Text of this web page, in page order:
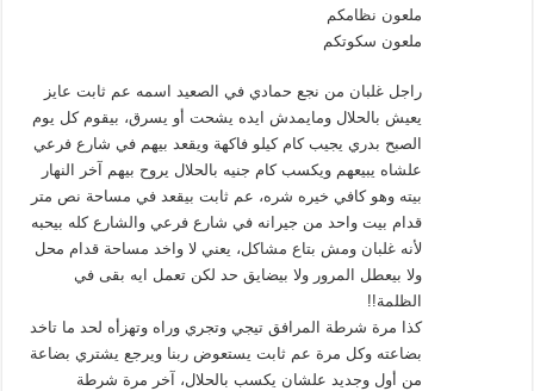
ملعون نظامكم
ملعون سكوتكم
راجل غلبان من نجع حمادي في الصعيد اسمه عم ثابت عايز
يعيش بالحلال ومايمدش ايده يشحت أو يسرق، بيقوم كل يوم
الصبح بدري يجيب كام كيلو فاكهة ويقعد بيهم في شارع فرعي
علشاه يبيعهم ويكسب كام جنيه بالحلال يروح بيهم آخر النهار
بيته وهو كافي خيره شره، عم ثابت بيقعد في مساحة نص متر
قدام بيت واحد من جيرانه في شارع فرعي والشارع كله بيحبه
لأنه غلبان ومش بتاع مشاكل، يعني لا واخد مساحة قدام محل
ولا بيعطل المرور ولا بيضايق حد لكن تعمل ايه بقى في
الظلمة!!
كذا مرة شرطة المرافق تيجي وتجري وراه وتهزأه لحد ما تاخد
بضاعته وكل مرة عم ثابت يستعوض ربنا ويرجع يشتري بضاعة
من أول وجديد علشان يكسب بالحلال، آخر مرة شرطة